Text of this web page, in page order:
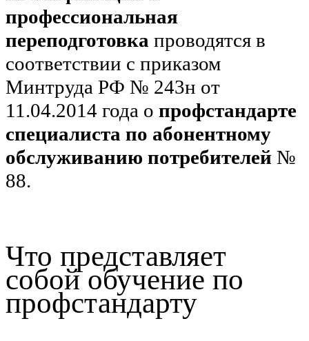
профессиональная
переподготовка проводятся в
соответствии с приказом
Минтруда РФ № 243н от
11.04.2014 года о профстандарте
специалиста по абонентному
обслуживанию потребителей №
88.
Что представляет
собой обучение по
профстандарту